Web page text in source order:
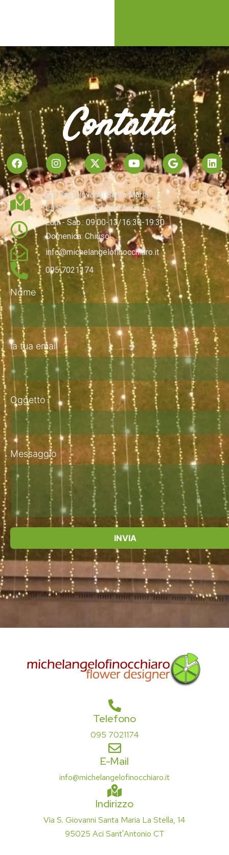
Contatti
Via San Giovanni Santa Maria
La Stella, 14 Aci Sant'Antonio CT
Lun. - Sab.: 09:00-13/16:30-19:30
Domenica: Chiuso
info@michelangelofinocchiaro.it
095 7021174
Nome
la tua email
Oggetto
Messaggio
INVIA
Telefono
095 7021174
E-Mail
info@michelangelofinocchiaro.it
Indirizzo
Via S. Giovanni Santa Maria La Stella, 14
95025 Aci Sant'Antonio CT